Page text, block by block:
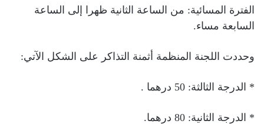
الفترة المسائية: من الساعة الثانية ظهرا إلى الساعة
السابعة مساء.
وحددت اللجنة المنظمة أثمنة التذاكر على الشكل الآتي:
* الدرجة الثالثة: 50 درهما .
* الدرجة الثانية: 80 درهما.